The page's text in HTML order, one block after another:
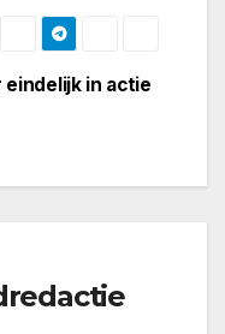
eindelijk in actie